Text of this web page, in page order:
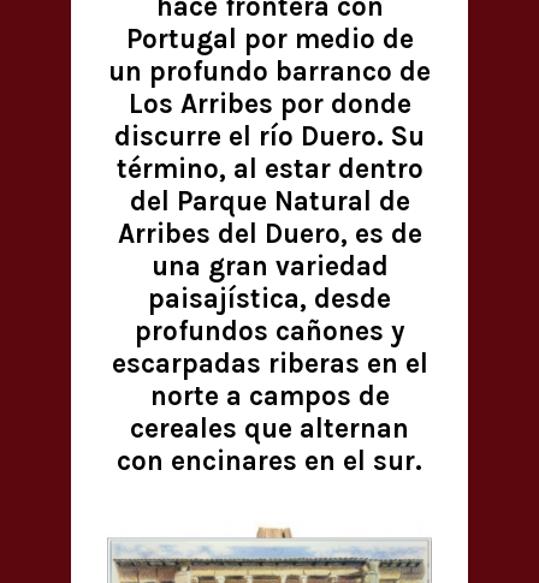
hace frontera con
Portugal por medio de
un profundo barranco de
Los Arribes por donde
discurre el río Duero. Su
término, al estar dentro
del Parque Natural de
Arribes del Duero, es de
una gran variedad
paisajística, desde
profundos cañones y
escarpadas riberas en el
norte a campos de
cereales que alternan
con encinares en el sur.